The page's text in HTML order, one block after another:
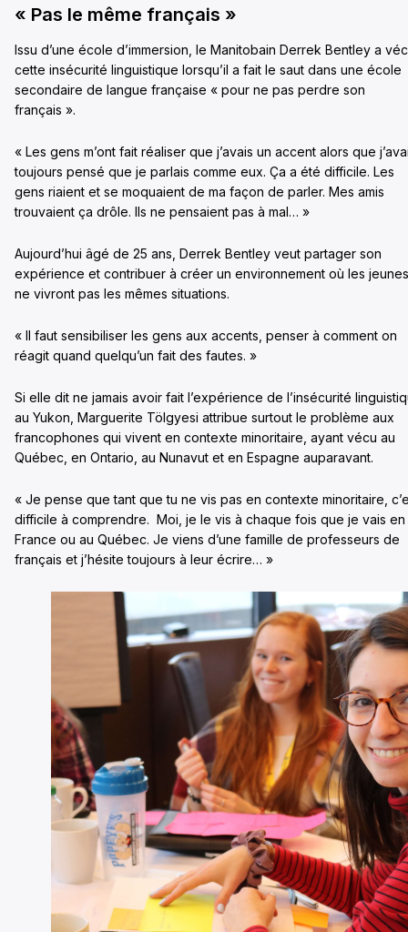
« Pas le même français »
Issu d’une école d’immersion, le Manitobain Derrek Bentley a
cette insécurité linguistique lorsqu’il a fait le saut dans une école
secondaire de langue française « pour ne pas perdre son
français ».
« Les gens m’ont fait réaliser que j’avais un accent alors que
toujours pensé que je parlais comme eux. Ça a été difficile. Les
gens riaient et se moquaient de ma façon de parler. Mes amis
trouvaient ça drôle. Ils ne pensaient pas à mal… »
Aujourd’hui âgé de 25 ans, Derrek Bentley veut partager son
expérience et contribuer à créer un environnement où les jeunes
ne vivront pas les mêmes situations.
« Il faut sensibiliser les gens aux accents, penser à comment on
réagit quand quelqu’un fait des fautes. »
Si elle dit ne jamais avoir fait l’expérience de l’insécurité
au Yukon, Marguerite Tölgyesi attribue surtout le problème aux
francophones qui vivent en contexte minoritaire, ayant vécu au
Québec, en Ontario, au Nunavut et en Espagne auparavant.
« Je pense que tant que tu ne vis pas en contexte minoritaire,
difficile à comprendre. Moi, je le vis à chaque fois que je vais en
France ou au Québec. Je viens d’une famille de professeurs de
français et j’hésite toujours à leur écrire… »